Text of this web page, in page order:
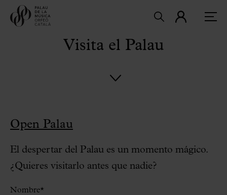
Visita el Palau
Open Palau
El despertar del Palau es un momento mágico.
¿Quieres visitarlo antes que nadie?
Nombre*